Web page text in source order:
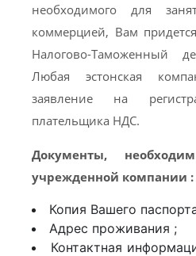
необходимого для
коммерцией, Вам
Налогово-Таможенный
Любая эстонская
заявление на
плательщика НДС.
Документы,
учрежденной компании :
Копия Вашего
Адрес проживания ;
Контактная